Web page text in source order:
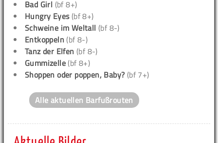
Bad Girl (bf 8+)
Hungry Eyes(bf 8+)
Schweine im Weltall (bf 8-)
Entkoppeln (bf 8-)
Tanz der Elfen (bf 8-)
Gummizelle (bf 8+)
Shoppen oder poppen, Baby? (bf 7+)
Alle aktuellen Barfußrouten